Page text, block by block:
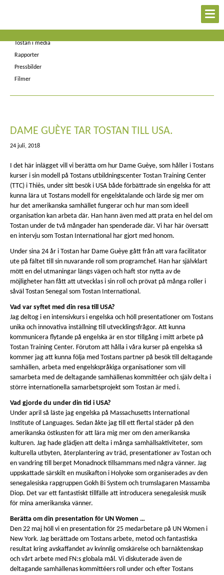
Nyheter
Tostan i media
Rapporter
Pressbilder
Filmer
DAME GUÈYE TAR TOSTAN TILL USA.
24 juli, 2018
I det här inlägget vill vi berätta om hur Dame Guèye, som håller i Tostans
kurser i sin modell på Tostans utbildningscenter Tostan Training Center
(TTC) i Thiès, under sitt besök i USA både förbättrade sin engelska för att
kunna lära ut Tostans modell för engelsktalande och lärde sig mer om
hur det amerikanska samhället fungerar och hur man som ideell
organisation kan arbeta där. Han hann även med att prata en hel del om
Tostan under de två mångader han spenderade där. Vi har här översatt
en intervju som Tostan International har gjort med honom.
Under sina 24 år i Tostan har Dame Guèye gått från att vara facilitator
ute på fältet till sin nuvarande roll som programchef. Han har självklart
mött en del utmaningar längs vägen och haft stor nytta av de
möjligheter han fått att utvecklas i sin roll och prövat på många roller i
såväl Tostan Senegal som Tostan International.
Vad var syftet med din resa till USA?
Jag deltog i en intensivkurs i engelska och höll presentationer om Tostans
unika och innovativa inställning till utvecklingsfrågor. Att kunna
kommunicera flytande på engelska är en stor tillgång i mitt arbete på
Tostan Training Center. Förutom att hålla i våra kurser på engelska så
kommer jag att kunna följa med Tostans partner på besök till deltagande
samhällen, arbeta med engelskspråkiga organisationer som vill
samarbeta med de deltagande samhällenas kommittéer och själv delta i
större internationella samarbetsprojekt som Tostan är med i.
Vad gjorde du under din tid i USA?
Under april så läste jag engelska på Massachusetts International
Institute of Languages. Sedan åkte jag till ett flertal städer på den
amerikanska östkusten för att lära mig mer om den amerikanska
kulturen. Jag hade glädjen att delta i många samhällsaktiviteter, som
kulturella utbyten, återplantering av träd, presentationer av Tostan och
en vandring till berget Monadnock tillsammans med några vänner. Jag
uppskattade särskilt en musikafton i Holyoke som organiserades av den
senegalesiska rapgruppen Gokh Bi System och trumslagaren Massamba
Diop. Det var ett fantastiskt tillfälle att introducera senegalesisk musik
för mina amerikanska vänner.
Berätta om din presentation för UN Women …
Den 22 maj höll vi en presentation för 25 medarbetare på UN Women i
New York. Jag berättade om Tostans arbete, metod och fantastiska
resultat kring avskaffandet av kvinnlig omskärelse och barnäktenskap
och vårt arbete med FN:s globala mål. Vi diskuterade även de
deltagande samhällenas kommittéers roll under och efter Tostans